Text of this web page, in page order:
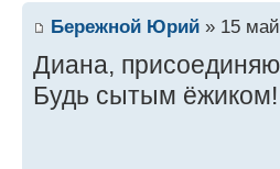
Бережной Юрий » 15
Диана,
Будь сытым ёжиком!